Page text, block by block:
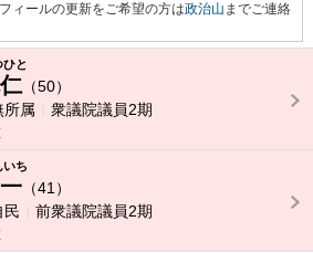
ィールの更新をご希望の方は政治山 までご連絡
と
（50）
所属 衆議院議員2期
いち
（41）
民 前衆議院議員2期